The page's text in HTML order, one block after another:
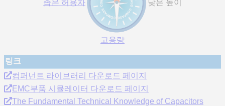
좁은 허용차 낮은 높이
고용량
링크
컴퍼넌트 라이브러리 다운로드 페이지
EMC부품 시뮬레이터 다운로드 페이지
The Fundamental Technical Knowledge of Capacitors